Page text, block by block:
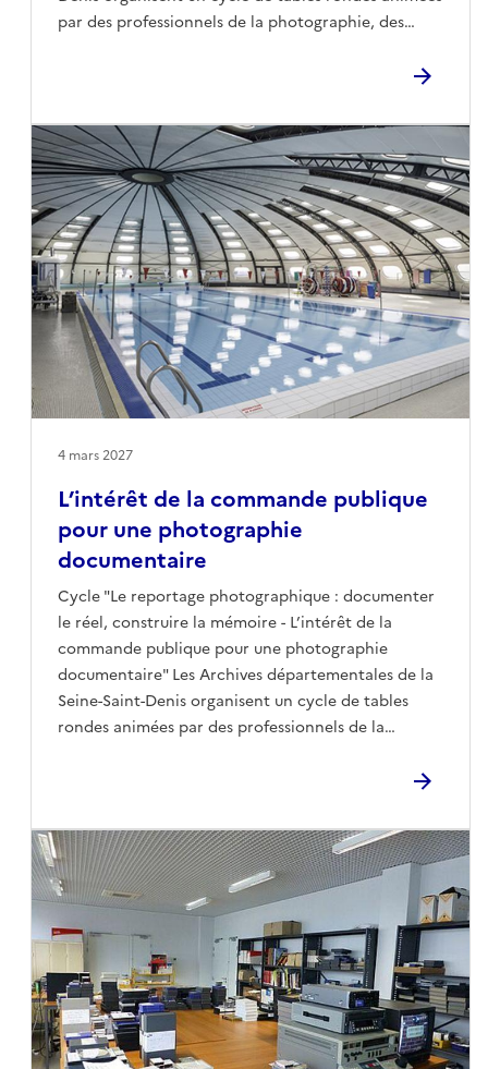
par des professionnels de la photographie, des
langage à part entière qui façonne notre
compréhension du réel et notre patrimoine
commun.La sixième et dernière table ronde du
cycle interrogera la manière dont les archives
photographiques peuvent être mobilisées par le
public pour de nouveaux usages et comment ils
peuvent influer sur la réception, la lecture et la
réinterprétation de ces images.
L’intérêt de la commande publique
pour une photographie
documentaire
Cycle "Le reportage photographique : documenter
le réel, construire la mémoire - L’intérêt de la
commande publique pour une photographie
documentaire" Les Archives départementales de la
Seine-Saint-Denis organisent un cycle de tables
rondes animées par des professionnels de la
direction d’un large public. Ce cycle ambitionne de
d’intention et un langage à part entière qui
façonne notre compréhension du réel et notre
patrimoine commun.La seconde table ronde du
cycle est consacrée à la commande publique initiée
par l’État ou les collectivités, qui joue un rôle
majeur dans la fonction documentaire de la
photographie.La commande publique répond à des
besoins de mémoire et de transmission, comme en
témoignent le service photographique du ministère
4 mars 2027